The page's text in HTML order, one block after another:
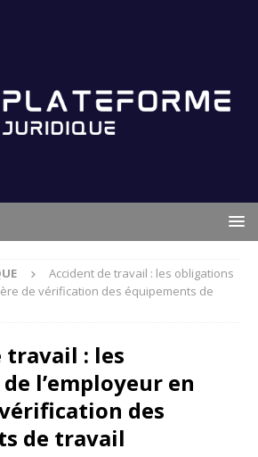
Accident de travail : les obligations
de vérification des équipements de
travail : les
l’employeur en
des
de travail